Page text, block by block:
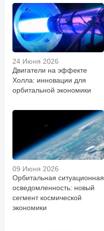
24 Июня 2026
Двигатели на эффекте
Холла: инновации для
орбитальной экономики
09 Июня 2026
Орбитальная ситуационная
осведомленность: новый
сегмент космической
экономики